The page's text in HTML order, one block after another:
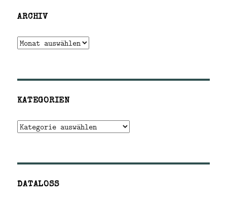
ARCHIV
Archiv
KATEGORIEN
Kategorien
DATALOSS